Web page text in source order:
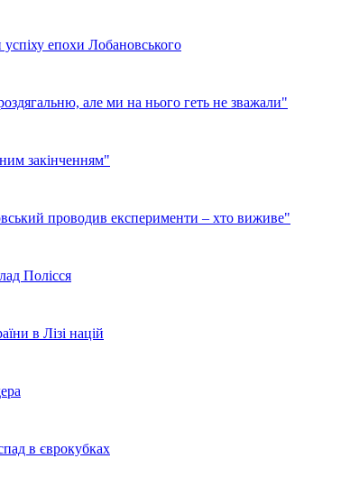
епохи Лобановського
але ми на нього геть не зважали"
закінченням"
проводив експерименти – хто виживе"
Полісся
в Лізі націй
в єврокубках